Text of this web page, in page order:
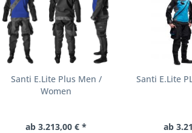
Santi E.Lite Plus Men /
Women
ab 3.213,00 € *
Santi E.Lite
ab